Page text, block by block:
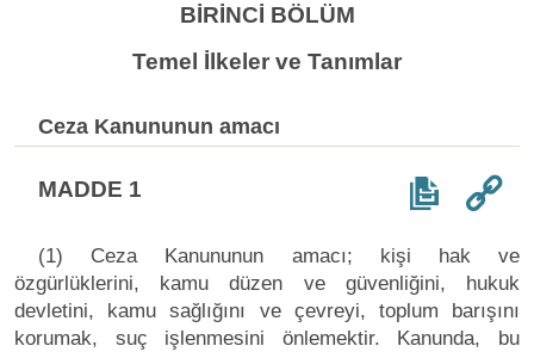
BİRİNCİ BÖLÜM
Temel İlkeler ve Tanımlar
Ceza Kanununun amacı
MADDE 1
(1) Ceza Kanununun amacı; kişi hak ve
özgürlüklerini, kamu düzen ve güvenliğini, hukuk
devletini, kamu sağlığını ve çevreyi, toplum barışını
korumak, suç işlenmesini önlemektir. Kanunda, bu